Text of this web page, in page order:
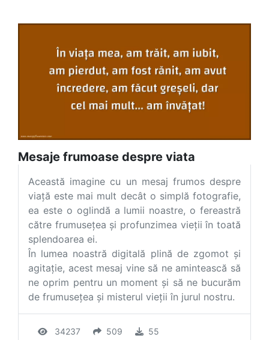
Mesaje frumoase despre viata
Această imagine cu un mesaj frumos despre
viață este mai mult decât o simplă fotografie,
ea este o oglindă a lumii noastre, o fereastră
către frumusețea și profunzimea vieții în toată
splendoarea ei.
În lumea noastră digitală plină de zgomot și
agitație, acest mesaj vine să ne amintească să
ne oprim pentru un moment și să ne bucurăm
de frumusețea și misterul vieții în jurul nostru.
34237 509 55